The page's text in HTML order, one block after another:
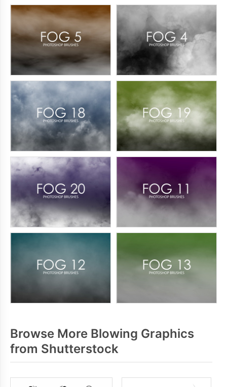
Browse More Blowing Graphics
from Shutterstock